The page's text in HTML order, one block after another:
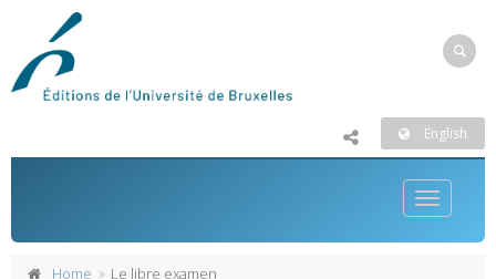
English
Toggle
Home Le libre examen